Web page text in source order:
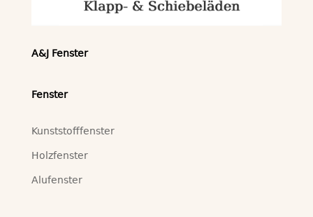
A&J Fenster
Fenster
Kunststofffenster
Holzfenster
Alufenster